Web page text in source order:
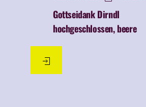
Gottseidank Dirndl
hochgeschlossen, beere